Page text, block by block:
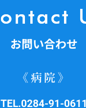
お問い合わせ
《病院》
TEL.0284-91-0611